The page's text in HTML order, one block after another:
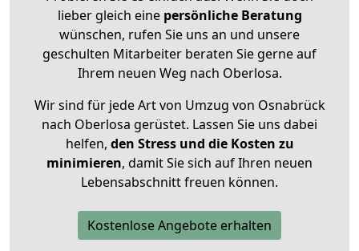
lieber gleich eine persönliche Beratung
wünschen, rufen Sie uns an und unsere
geschulten Mitarbeiter beraten Sie gerne auf
Ihrem neuen Weg nach Oberlosa.
Wir sind für jede Art von Umzug von Osnabrück
nach Oberlosa gerüstet. Lassen Sie uns dabei
helfen, den Stress und die Kosten zu
minimieren, damit Sie sich auf Ihren neuen
Lebensabschnitt freuen können.
Kostenlose Angebote erhalten